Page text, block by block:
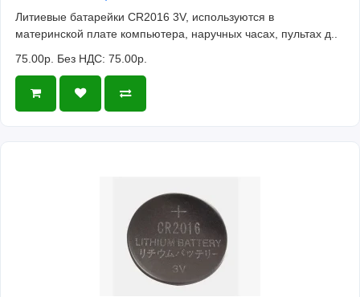
Литиевые батарейки CR2016 3V, используются в
материнской плате компьютера, наручных часах, пультах д..
75.00р. Без НДС: 75.00р.